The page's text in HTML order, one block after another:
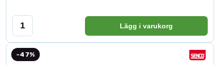
Lägg i varukorg
-47%